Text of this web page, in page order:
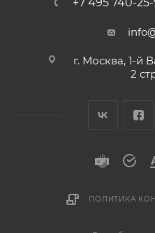
г. Москва, 1-й
2
ПОЛИТИКА